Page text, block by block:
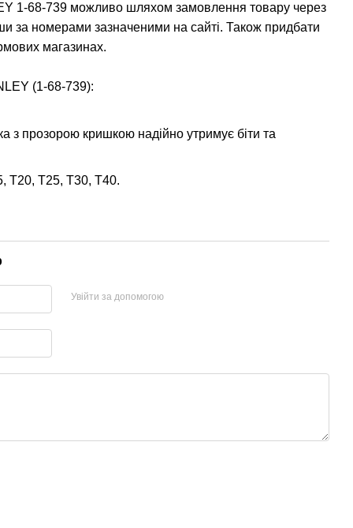
1-68-739 можливо шляхом замовлення товару через
за номерами зазначеними на сайті. Також придбати
магазинах.
(1-68-739):
з прозорою кришкою надійно утримує біти та
T20, T25, T30, T40.
Увійти за допомогою